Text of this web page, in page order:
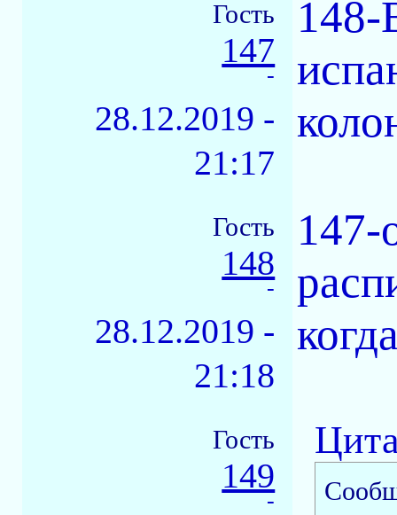
Гость
147
-
28.12.2019 -
21:17
148-
Гость
148
-
28.12.2019 -
21:18
Гость
149
-